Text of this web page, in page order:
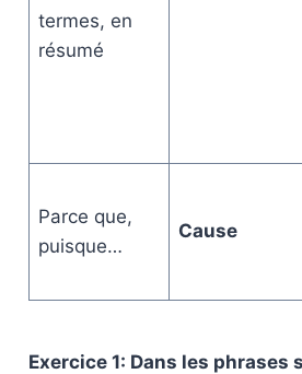
termes, en
résumé
Parce que,
puisque…
Cause
Exercice 1: Dans les phrases